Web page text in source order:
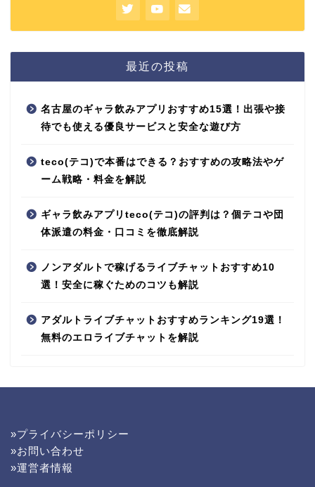
最近の投稿
名古屋のギャラ飲みアプリおすすめ15選！出張や接
待でも使える優良サービスと安全な遊び方
teco(テコ)で本番はできる？おすすめの攻略法やゲ
ーム戦略・料金を解説
ギャラ飲みアプリteco(テコ)の評判は？個テコや団
体派遣の料金・口コミを徹底解説
ノンアダルトで稼げるライブチャットおすすめ10
選！安全に稼ぐためのコツも解説
アダルトライブチャットおすすめランキング19選！
無料のエロライブチャットを解説
»プライバシーポリシー
»お問い合わせ
»運営者情報